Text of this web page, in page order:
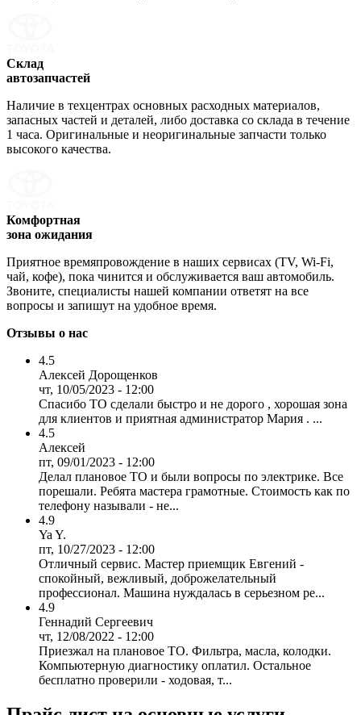
Склад
автозапчастей
Наличие в техцентрах основных расходных материалов,
запасных частей и деталей, либо доставка со склада в течение
1 часа. Оригинальные и неоригинальные запчасти только
высокого качества.
Комфортная
зона ожидания
Приятное времяпровождение в наших сервисах (TV, Wi-Fi,
чай, кофе), пока чинится и обслуживается ваш автомобиль.
Звоните, специалисты нашей компании ответят на все
вопросы и запишут на удобное время.
Отзывы о нас
4.5
Алексей Дорощенков
чт, 10/05/2023 - 12:00
Спасибо ТО сделали быстро и не дорого , хорошая зона
для клиентов и приятная администратор Мария . ...
4.5
Алексей
пт, 09/01/2023 - 12:00
Делал плановое ТО и были вопросы по электрике. Все
порешали. Ребята мастера грамотные. Стоимость как по
телефону называли - не...
4.9
Ya Y.
пт, 10/27/2023 - 12:00
Отличный сервис. Мастер приемщик Евгений -
спокойный, вежливый, доброжелательный
профессионал. Машина нуждалась в серьезном ре...
4.9
Геннадий Сергеевич
чт, 12/08/2022 - 12:00
Приезжал на плановое ТО. Фильтра, масла, колодки.
Компьютерную диагностику оплатил. Остальное
бесплатно проверили - ходовая, т...